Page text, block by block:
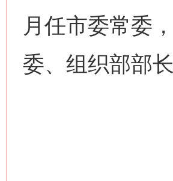
月任市委常委
委、组织部部长